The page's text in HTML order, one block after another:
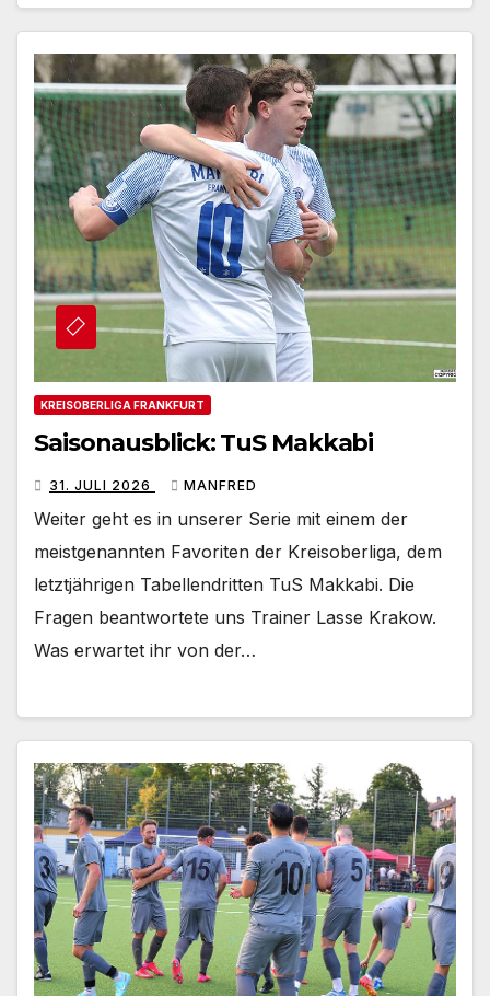
KREISOBERLIGA FRANKFURT
Saisonausblick: TuS Makkabi
31. JULI 2026 MANFRED
Weiter geht es in unserer Serie mit einem der
meistgenannten Favoriten der Kreisoberliga, dem
letztjährigen Tabellendritten TuS Makkabi. Die
Fragen beantwortete uns Trainer Lasse Krakow.
Was erwartet ihr von der…